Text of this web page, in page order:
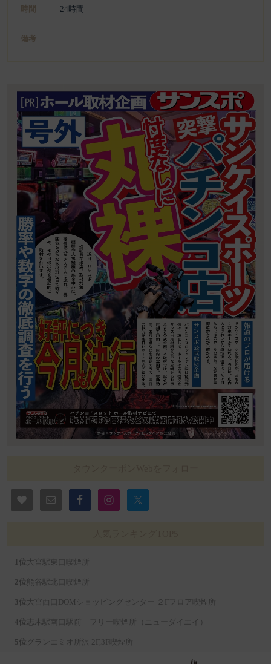
時間 24時間
備考
大宮駅東口喫煙所
熊谷駅北口喫煙所
大宮西口DOMショッピングセンター ２Fフロア喫煙所
志木駅南口駅前 フリー喫煙所（ニューダイエイ）
グランエミオ所沢 2F,3F喫煙所